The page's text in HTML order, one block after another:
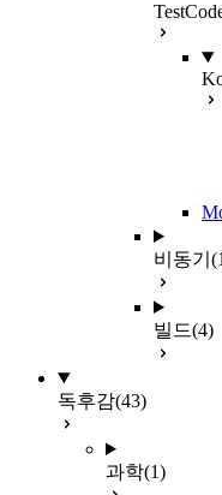
비동기
빌드(4)
독후감(43)
과학(1)